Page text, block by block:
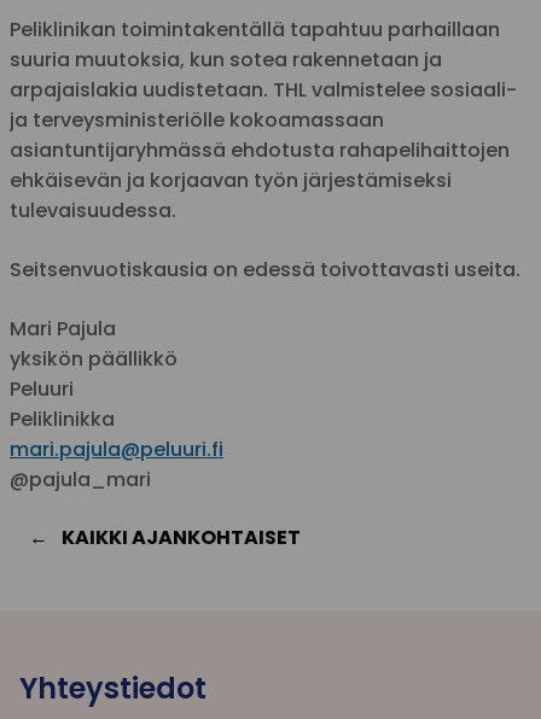
Peliklinikan toimintakentällä tapahtuu parhaillaan
suuria muutoksia, kun sotea rakennetaan ja
arpajaislakia uudistetaan. THL valmistelee sosiaali-
ja terveysministeriölle kokoamassaan
asiantuntijaryhmässä ehdotusta rahapelihaittojen
ehkäisevän ja korjaavan työn järjestämiseksi
tulevaisuudessa.
Seitsenvuotiskausia on edessä toivottavasti useita.
Mari Pajula
yksikön päällikkö
Peluuri
​Peliklinikka
mari.pajula@peluuri.fi
@pajula_mari
KAIKKI AJANKOHTAISET
Yhteystiedot